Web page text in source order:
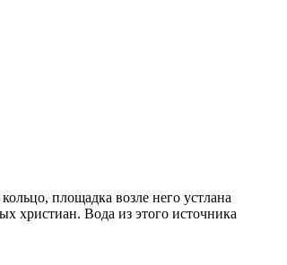
площадка возле него устлана
христиан. Вода из этого источника